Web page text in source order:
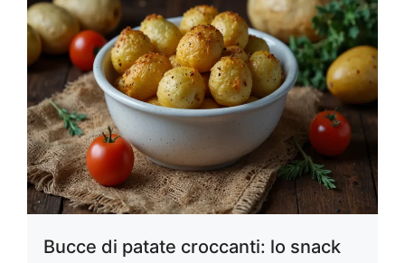
Bucce di patate croccanti: lo snack